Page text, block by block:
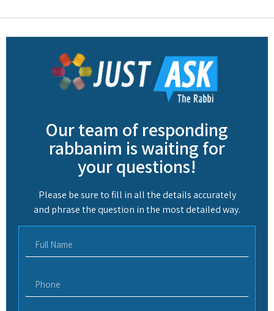
Our team of responding
rabbanim is waiting for
your questions!
Please be sure to fill in all the details accurately
and phrase the question in the most detailed way.